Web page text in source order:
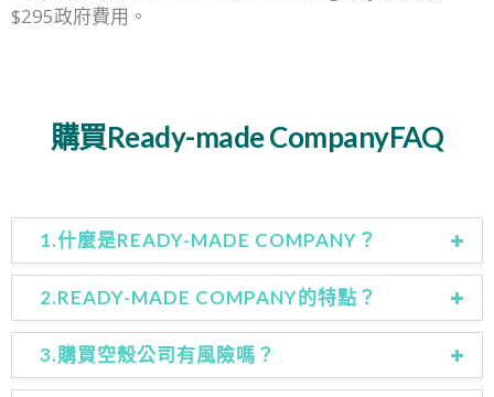
$295政府費用。
購買Ready-made CompanyFAQ
1.什麼是READY-MADE COMPANY？
2.READY-MADE COMPANY的特點？
3.購買空殼公司有風險嗎？